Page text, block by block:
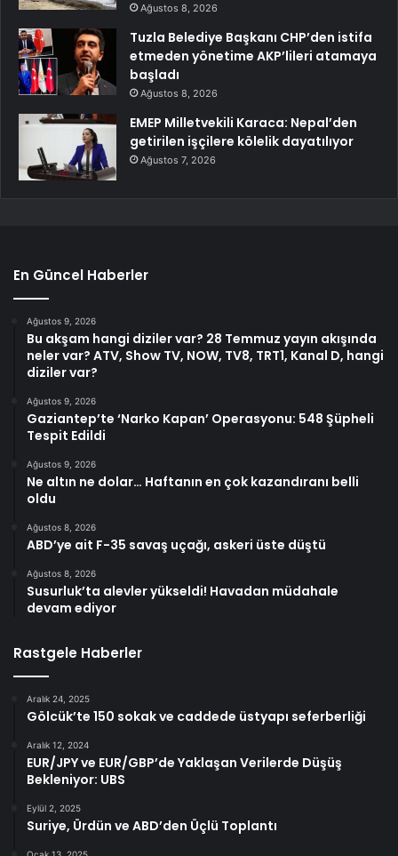
Ağustos 8, 2026
Tuzla Belediye Başkanı CHP’den istifa
etmeden yönetime AKP’lileri atamaya
başladı
Ağustos 8, 2026
EMEP Milletvekili Karaca: Nepal’den
getirilen işçilere kölelik dayatılıyor
Ağustos 7, 2026
En Güncel Haberler
Ağustos 9, 2026
Bu akşam hangi diziler var? 28 Temmuz yayın akışında
neler var? ATV, Show TV, NOW, TV8, TRT1, Kanal D, hangi
diziler var?
Ağustos 9, 2026
Gaziantep’te ‘Narko Kapan’ Operasyonu: 548 Şüpheli
Tespit Edildi
Ağustos 9, 2026
Ne altın ne dolar… Haftanın en çok kazandıranı belli
oldu
Ağustos 8, 2026
ABD’ye ait F-35 savaş uçağı, askeri üste düştü
Ağustos 8, 2026
Susurluk’ta alevler yükseldi! Havadan müdahale
devam ediyor
Rastgele Haberler
Aralık 24, 2025
Gölcük’te 150 sokak ve caddede üstyapı seferberliği
Aralık 12, 2024
EUR/JPY ve EUR/GBP’de Yaklaşan Verilerde Düşüş
Bekleniyor: UBS
Eylül 2, 2025
Suriye, Ürdün ve ABD’den Üçlü Toplantı